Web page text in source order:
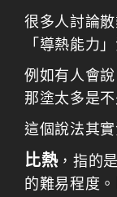
很多人討論
「導熱能力
例如有人會
那塗太多是
這個說法其
比熱，指的
的難易程度